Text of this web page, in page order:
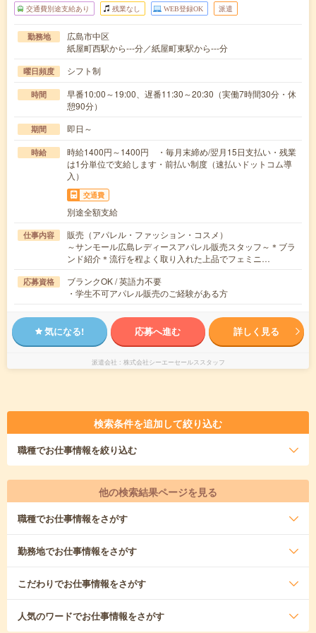
交通費別途支給あり 残業なし WEB登録OK 派遣
勤務地
広島市中区
紙屋町西駅から---分／紙屋町東駅から---分
曜日頻度 シフト制
時間
早番10:00～19:00、遅番11:30～20:30（実働7時間30分・休
憩90分）
期間 即日～
時給
時給1400円～1400円 ・毎月末締め/翌月15日支払い・残業
は1分単位で支給します・前払い制度（速払いドットコム導
入）
交通費
別途全額支給
仕事内容
販売（アパレル・ファッション・コスメ）
～サンモール広島レディースアパレル販売スタッフ～＊ブラ
ンド紹介＊流行を程よく取り入れた上品でフェミニ…
応募資格
ブランクOK / 英語力不要
・学生不可アパレル販売のご経験がある方
気になる! 応募へ進む 詳しく見る
派遣会社 株式会社シーエーセールススタッフ
検索条件を追加して絞り込む
職種でお仕事情報を絞り込む
他の検索結果ページを見る
職種でお仕事情報をさがす
勤務地でお仕事情報をさがす
こだわりでお仕事情報をさがす
人気のワードでお仕事情報をさがす